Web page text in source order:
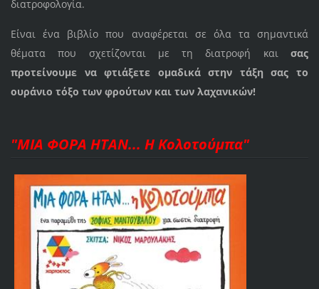
διατροφολογία.
Είναι ένα βιβλίο που αναφέρεται σε όλα τα σημαντικά
θέματα που σχετίζονται με τη διατροφή καισας
προτείνουμε να φτιάξετε ομαδικά στην τάξη σας το
ουράνιο τόξο των φρούτων και των λαχανικών!
"ΜΙΑ ΦΟΡΑ ΗΤΑΝ... Η Κολοτούμπα"